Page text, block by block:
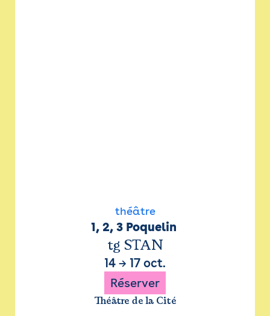
théâtre
1, 2, 3 Poquelin
tg STAN
14 → 17 oct.
Réserver
Théâtre de la Cité